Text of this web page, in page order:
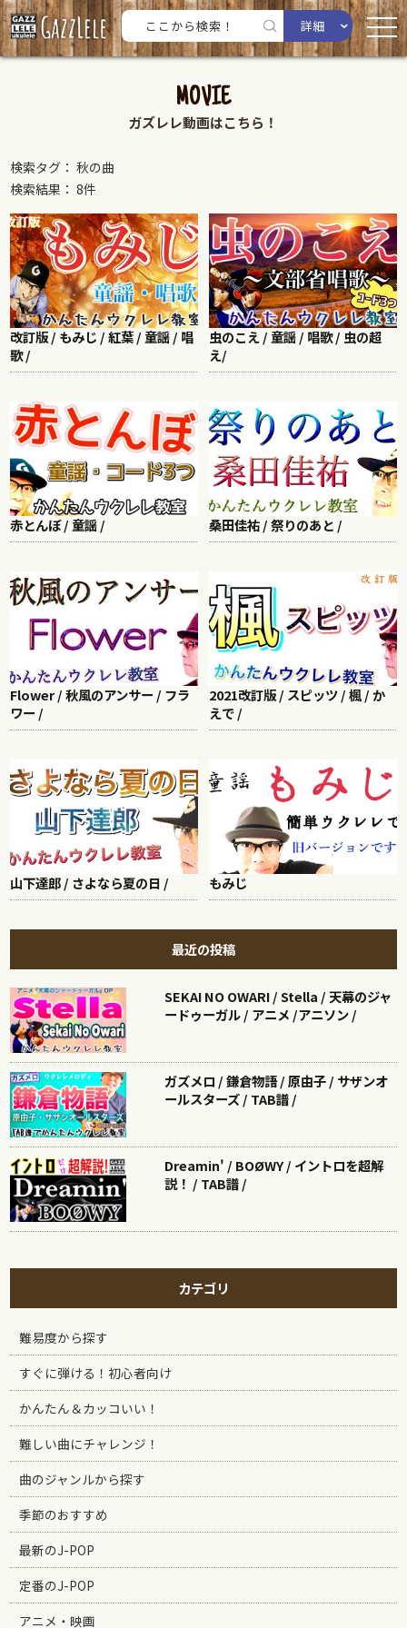
詳細
MOVIE
ガズレレ動画はこちら！
検索タグ： 秋の曲
検索結果： 8件
改訂版 / もみじ / 紅葉 / 童謡 / 唱
歌 /
虫のこえ / 童謡 / 唱歌 / 虫の超
え/
赤とんぼ / 童謡 / 桑田佳祐 / 祭りのあと /
Flower / 秋風のアンサー / フラ
ワー /
2021改訂版 / スピッツ / 楓 / か
えで /
山下達郎 / さよなら夏の日 / もみじ
最近の投稿
SEKAI NO OWARI / Stella / 天幕のジャ
ードゥーガル / アニメ /アニソン /
ガズメロ / 鎌倉物語 / 原由子 / サザンオ
ールスターズ / TAB譜 /
Dreamin' / BOØWY / イントロを超解
説！ / TAB譜 /
カテゴリ
難易度から探す
すぐに弾ける！初心者向け
かんたん＆カッコいい！
難しい曲にチャレンジ！
曲のジャンルから探す
季節のおすすめ
最新のJ-POP
定番のJ-POP
アニメ・映画